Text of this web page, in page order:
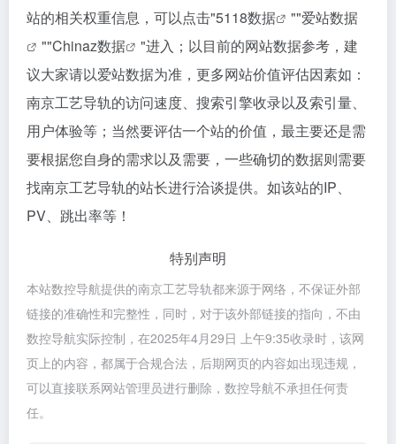
站的相关权重信息，可以点击"5118数据 ""爱站数据
""Chinaz数据
"进入；以目前的网站数据参考，建
议大家请以爱站数据为准，更多网站价值评估因素如：
南京工艺导轨的访问速度、搜索引擎收录以及索引量、
用户体验等；当然要评估一个站的价值，最主要还是需
要根据您自身的需求以及需要，一些确切的数据则需要
找南京工艺导轨的站长进行洽谈提供。如该站的IP、
PV、跳出率等！
特别声明
本站数控导航提供的南京工艺导轨都来源于网络，不保证外部
链接的准确性和完整性，同时，对于该外部链接的指向，不由
数控导航实际控制，在2025年4月29日 上午9:35收录时，该网
页上的内容，都属于合规合法，后期网页的内容如出现违规，
可以直接联系网站管理员进行删除，数控导航不承担任何责
任。